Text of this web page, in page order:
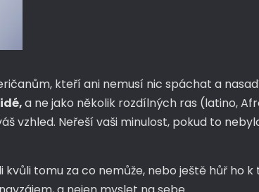
kteří ani nemusí nic spáchat a
a ne jako několik rozdílných ras (latino,
vzhled. Neřeší vaši minulost, pokud to
tomu za co nemůže, nebo ještě hůř ho k